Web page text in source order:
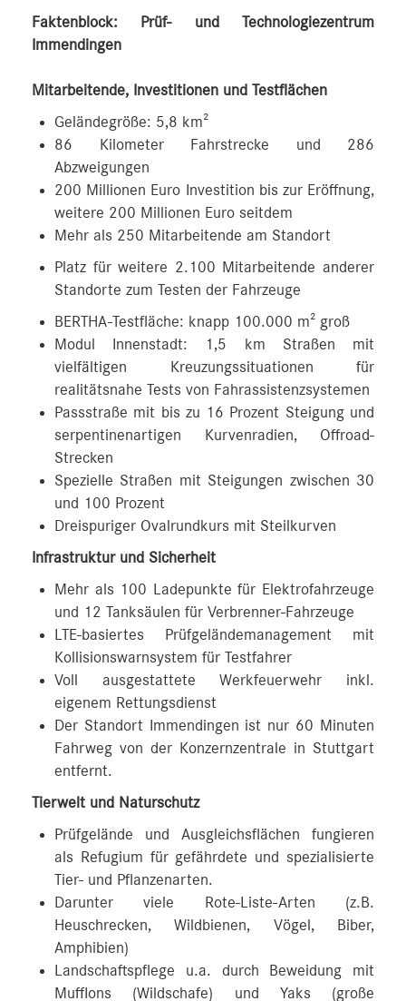
Faktenblock: Prüf- und Technologiezentrum
Immendingen
Mitarbeitende, Investitionen und Testflächen
Geländegröße: 5,8 km²
86 Kilometer Fahrstrecke und 286
Abzweigungen
200 Millionen Euro Investition bis zur Eröffnung,
weitere 200 Millionen Euro seitdem
Mehr als 250 Mitarbeitende am Standort
Platz für weitere 2.100 Mitarbeitende anderer
Standorte zum Testen der Fahrzeuge
BERTHA-Testfläche: knapp 100.000 m² groß
Modul Innenstadt: 1,5 km Straßen mit
vielfältigen Kreuzungssituationen für
realitätsnahe Tests von Fahrassistenzsystemen
Passstraße mit bis zu 16 Prozent Steigung und
serpentinenartigen Kurvenradien, Offroad-
Strecken
Spezielle Straßen mit Steigungen zwischen 30
und 100 Prozent
Dreispuriger Ovalrundkurs mit Steilkurven
Infrastruktur und Sicherheit
Mehr als 100 Ladepunkte für Elektrofahrzeuge
und 12 Tanksäulen für Verbrenner-Fahrzeuge
LTE-basiertes Prüfgeländemanagement mit
Kollisionswarnsystem für Testfahrer
Voll ausgestattete Werkfeuerwehr inkl.
eigenem Rettungsdienst
Der Standort Immendingen ist nur 60 Minuten
Fahrweg von der Konzernzentrale in Stuttgart
entfernt.
Tierwelt und Naturschutz
Prüfgelände und Ausgleichsflächen fungieren
als Refugium für gefährdete und spezialisierte
Tier- und Pflanzenarten.
Darunter viele Rote-Liste-Arten (z.B.
Heuschrecken, Wildbienen, Vögel, Biber,
Amphibien)
Landschaftspflege u.a. durch Beweidung mit
Mufflons (Wildschafe) und Yaks (große